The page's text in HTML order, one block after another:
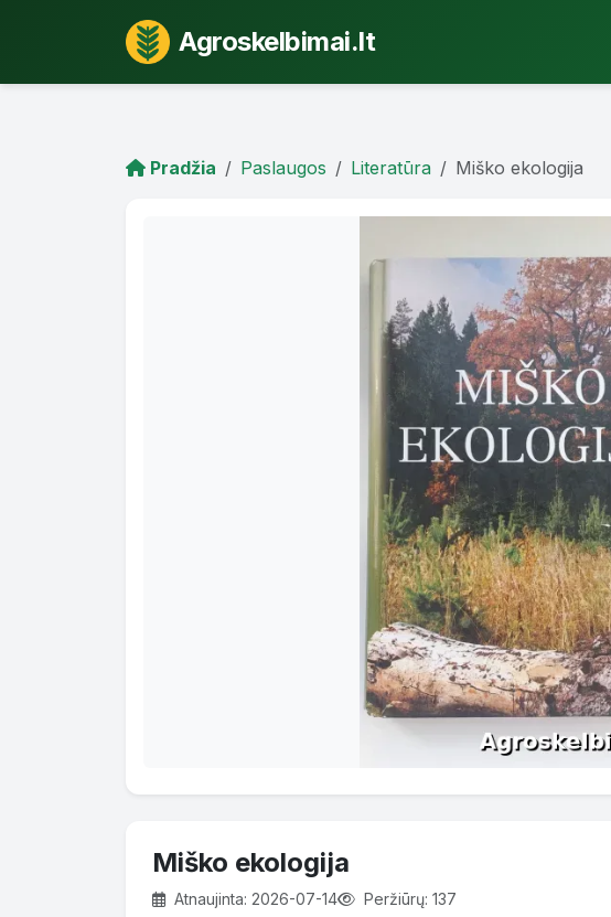
Agroskelbimai.lt
Pradžia Paslaugos Literatūra Miško ekologija
Miško ekologija
Atnaujinta: 2026-07-14 Peržiūrų: 137